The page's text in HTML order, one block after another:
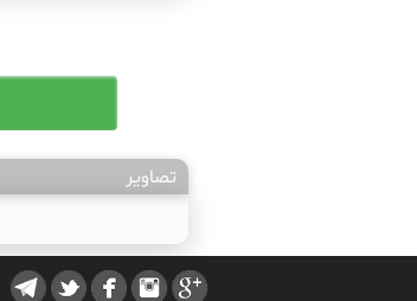
تصاویر